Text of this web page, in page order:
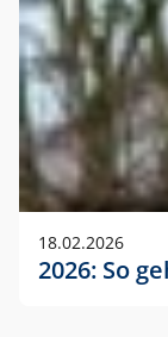
18.02.2026
2026: So